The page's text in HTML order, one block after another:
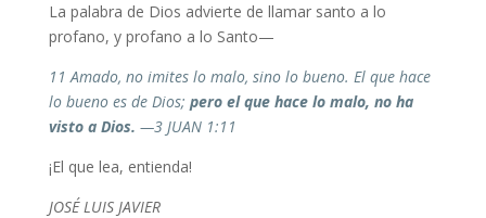
La palabra de Dios advierte de llamar santo a lo
profano, y profano a lo Santo—
11 Amado, no imites lo malo, sino lo bueno. El que hace
lo bueno es de Dios; pero el que hace lo malo, no ha
visto a Dios. —3 JUAN 1:11
¡El que lea, entienda!
JOSÉ LUIS JAVIER